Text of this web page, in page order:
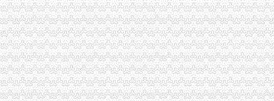
0元免费注册公司,代理记账99元起。-南宁58同城
免费注册有体验金_免费注册有体验金-华股财经
免费注册公司流程
上海注册一家公司,注册公司的流程及费用都有哪些?-知乎
上海园区注册公司_奉贤注册公司_上海免费公司注册_合资公司注册流
0元注册公司流程
【南通教育公司注册_科技教育公司注册_教育公司注册流程】-南通赶
【图】公司0元注册,代理记账_六安工商注册_六安列表网